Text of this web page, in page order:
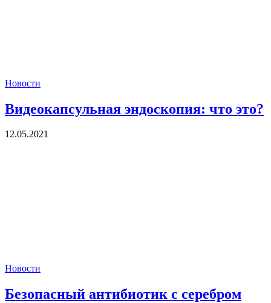
Новости
Видеокапсульная эндоскопия: что это?
12.05.2021
Новости
Безопасный антибиотик с серебром